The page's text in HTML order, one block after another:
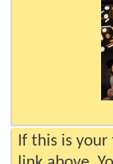
If this is